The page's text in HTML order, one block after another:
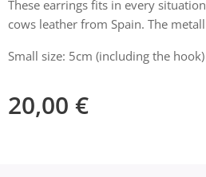
These earrings fits in every
cows leather from Spain. The
Small size: 5cm (including the hook)
20,00 €